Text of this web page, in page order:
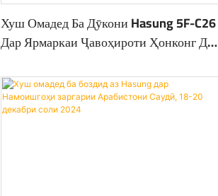
Хуш Омадед Ба Дӯкони Hasung 5F-C26
Дар Ярмаркаи Ҷавоҳироти Ҳонконг Дар